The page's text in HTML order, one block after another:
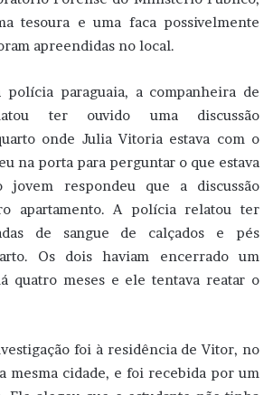
tesoura e uma faca possivelmente
apreendidas no local.
paraguaia, a companheira de
ter ouvido uma discussão
onde Julia Vitoria estava com o
na porta para perguntar o que estava
jovem respondeu que a discussão
apartamento. A polícia relatou ter
de sangue de calçados e pés
Os dois haviam encerrado um
quatro meses e ele tentava reatar o
foi à residência de Vitor, no
mesma cidade, e foi recebida por um